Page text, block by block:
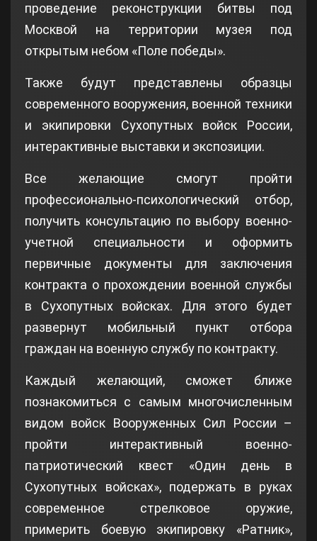
проведение реконструкции битвы под
Москвой на территории музея под
открытым небом «Поле победы».
Также будут представлены образцы
современного вооружения, военной техники
и экипировки Сухопутных войск России,
интерактивные выставки и экспозиции.
Все желающие смогут пройти
профессионально-психологический отбор,
получить консультацию по выбору военно-
учетной специальности и оформить
первичные документы для заключения
контракта о прохождении военной службы
в Сухопутных войсках. Для этого будет
развернут мобильный пункт отбора
граждан на военную службу по контракту.
Каждый желающий, сможет ближе
познакомиться с самым многочисленным
видом войск Вооруженных Сил России –
пройти интерактивный военно-
патриотический квест «Один день в
Сухопутных войсках», подержать в руках
современное стрелковое оружие,
примерить боевую экипировку «Ратник»,